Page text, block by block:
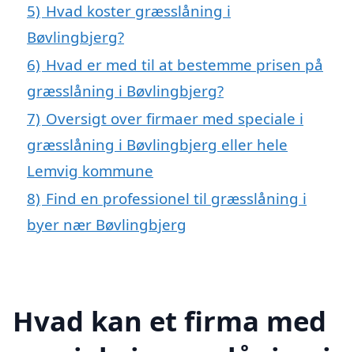
5) Hvad koster græsslåning i
Bøvlingbjerg?
6) Hvad er med til at bestemme prisen på
græsslåning i Bøvlingbjerg?
7) Oversigt over firmaer med speciale i
græsslåning i Bøvlingbjerg eller hele
Lemvig kommune
8) Find en professionel til græsslåning i
byer nær Bøvlingbjerg
Hvad kan et firma med